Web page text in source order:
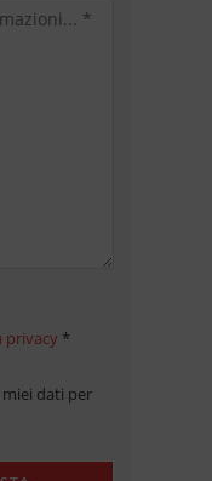
privacy *
dati per